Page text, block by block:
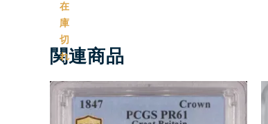
関連商品
在
庫
切
れ